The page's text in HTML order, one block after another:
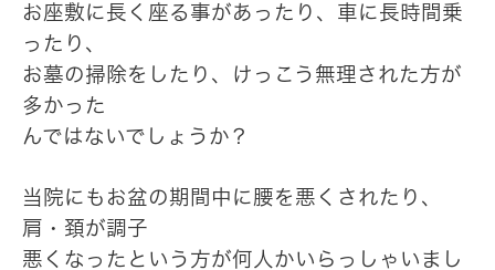
お座敷に長く座る事があったり、車に長時間乗
ったり、
お墓の掃除をしたり、けっこう無理された方が
多かった
んではないでしょうか？
当院にもお盆の期間中に腰を悪くされたり、
肩・頚が調子
悪くなったという方が何人かいらっしゃいまし